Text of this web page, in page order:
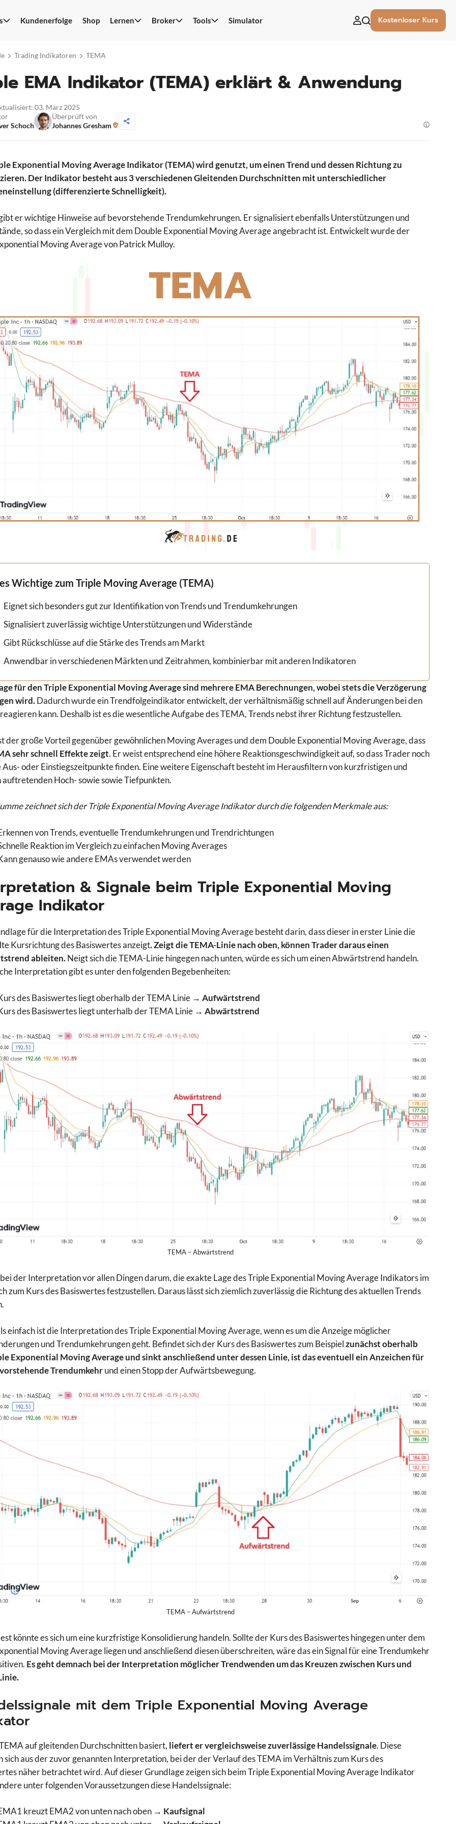
Kundenerfolge Shop Lernen Broker Tools Simulator Kostenloser Kurs
Trading Indikatoren TEMA
EMA Indikator (TEMA) erklärt & Anwendung
03. März 2025
Schoch
Überprüft von
Johannes Gresham
Exponential Moving Average Indikator (TEMA) wird genutzt, um einen Trend und dessen Richtung zu
Der Indikator besteht aus 3 verschiedenen Gleitenden Durchschnitten mit unterschiedlicher
(differenzierte Schnelligkeit).
er wichtige Hinweise auf bevorstehende Trendumkehrungen. Er signalisiert ebenfalls Unterstützungen und
so dass ein Vergleich mit dem Double Exponential Moving Average angebracht ist. Entwickelt wurde der
Moving Average von Patrick Mulloy.
Wichtige zum Triple Moving Average (TEMA)
Eignet sich besonders gut zur Identifikation von Trends und Trendumkehrungen
Signalisiert zuverlässig wichtige Unterstützungen und Widerstände
Gibt Rückschlüsse auf die Stärke des Trends am Markt
Anwendbar in verschiedenen Märkten und Zeitrahmen, kombinierbar mit anderen Indikatoren
für den Triple Exponential Moving Average sind mehrere EMA Berechnungen, wobei stets die Verzögerung
wird.Dadurch wurde ein Trendfolgeindikator entwickelt, der verhältnismäßig schnell auf Änderungen bei den
kann. Deshalb ist es die wesentliche Aufgabe des TEMA, Trends nebst ihrer Richtung festzustellen.
der große Vorteil gegenüber gewöhnlichen Moving Averages und dem Double Exponential Moving Average, dass
sehr schnell Effekte zeigt. Er weist entsprechend eine höhere Reaktionsgeschwindigkeit auf, so dass Trader noch
Aus- oder Einstiegszeitpunkte finden. Eine weitere Eigenschaft besteht im Herausfiltern von kurzfristigen und
auftretenden Hoch- sowie sowie Tiefpunkten.
zeichnet sich der Triple Exponential Moving Average Indikator durch die folgenden Merkmale aus:
von Trends, eventuelle Trendumkehrungen und Trendrichtungen
Reaktion im Vergleich zu einfachen Moving Averages
genauso wie andere EMAs verwendet werden
& Signale beim Triple Exponential Moving
Indikator
für die Interpretation des Triple Exponential Moving Average besteht darin, dass dieser in erster Linie die
Kursrichtung des Basiswertes anzeigt. Zeigt die TEMA-Linie nach oben, können Trader darauseinen
ableiten.Neigt sich die TEMA-Linie hingegen nach unten, würde es sich um einen Abwärtstrend handeln.
Interpretation gibt es unter den folgenden Begebenheiten:
des Basiswertes liegt oberhalb der TEMA Linie → Aufwärtstrend
des Basiswertes liegt unterhalb der TEMA Linie → Abwärtstrend
TEMA – Abwärtstrend
der Interpretation vor allen Dingen darum, die exakte Lage des Triple Exponential Moving Average Indikators im
zum Kurs des Basiswertes festzustellen. Daraus lässt sich ziemlich zuverlässig die Richtung des aktuellen Trends
einfach ist die Interpretation des Triple Exponential Moving Average, wenn es um die Anzeige möglicher
und Trendumkehrungen geht. Befindet sich derKurs des Basiswertes zum Beispielzunächst oberhalb
Exponential Moving Average und sinkt anschließend unter dessen Linie, ist das eventuell ein Anzeichen für
Trendumkehrund einen Stopp der Aufwärtsbewegung.
TEMA – Aufwärtstrend
könnte es sich um eine kurzfristige Konsolidierung handeln. Sollte der Kurs des Basiswertes hingegen unter dem
Moving Average liegen und anschließend diesen überschreiten, wäre das ein Signal für eine Trendumkehr
Es geht demnach bei der Interpretation möglicher Trendwenden um das Kreuzen zwischen Kurs und
mit dem Triple Exponential Moving Average
auf gleitenden Durchschnitten basiert, liefert er vergleichsweise zuverlässige Handelssignale. Diese
sich aus der zuvor genannten Interpretation, bei der der Verlauf des TEMA im Verhältnis zum Kurs des
näher betrachtet wird. Auf dieser Grundlage zeigen sich beim Triple Exponential Moving Average Indikator
unter folgenden Voraussetzungen diese Handelssignale:
kreuzt EMA2 von unten nach oben → Kaufsignal